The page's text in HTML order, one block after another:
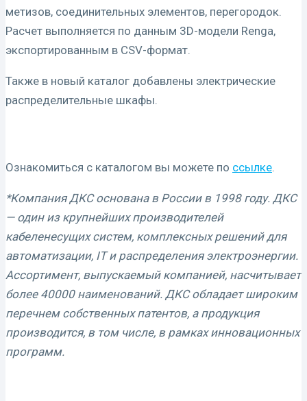
метизов, соединительных элементов, перегородок.
Расчет выполняется по данным 3D-модели Renga,
экспортированным в CSV-формат.
Также в новый каталог добавлены электрические
распределительные шкафы.
Ознакомиться с каталогом вы можете по ссылке.
*Компания ДКС основана в России в 1998 году. ДКС
— один из крупнейших производителей
кабеленесущих систем, комплексных решений для
автоматизации, IT и распределения электроэнергии.
Ассортимент, выпускаемый компанией, насчитывает
более 40000 наименований. ДКС обладает широким
перечнем собственных патентов, а продукция
производится, в том числе, в рамках инновационных
программ.